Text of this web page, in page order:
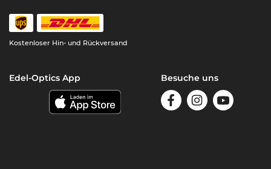
Kostenloser Hin- und Rückversand
Edel-Optics App Besuche uns